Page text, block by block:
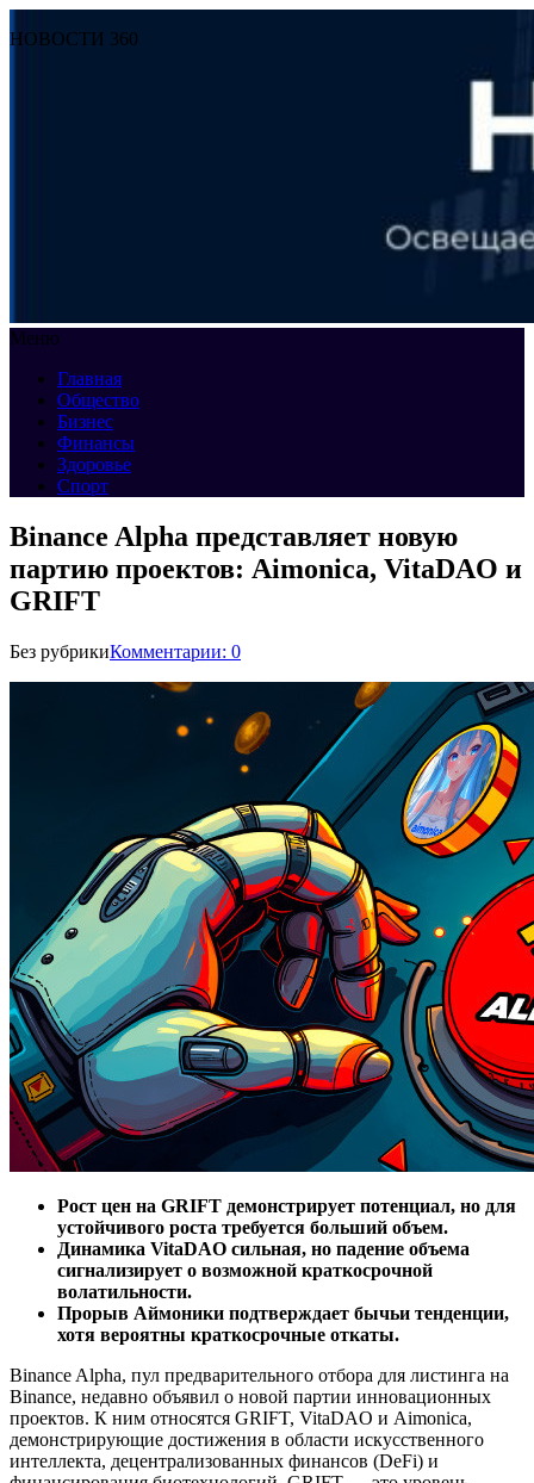
НОВОСТИ 360
Меню
Главная
Общество
Бизнес
Финансы
Здоровье
Спорт
Binance Alpha представляет новую
партию проектов: Aimonica, VitaDAO и
GRIFT
Без рубрикиКомментарии: 0
Рост цен на GRIFT демонстрирует потенциал, но для
устойчивого роста требуется больший объем.
Динамика VitaDAO сильная, но падение объема
сигнализирует о возможной краткосрочной
волатильности.
Прорыв Аймоники подтверждает бычьи тенденции,
хотя вероятны краткосрочные откаты.
Binance Alpha, пул предварительного отбора для листинга на
Binance, недавно объявил о новой партии инновационных
проектов. К ним относятся GRIFT, VitaDAO и Aimonica,
демонстрирующие достижения в области искусственного
интеллекта, децентрализованных финансов (DeFi) и